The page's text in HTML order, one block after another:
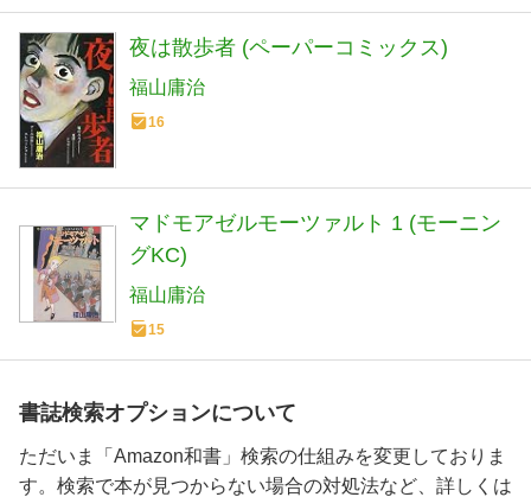
夜は散歩者 (ペーパーコミックス)
福山庸治
16
マドモアゼルモーツァルト 1 (モーニン
グKC)
福山庸治
15
書誌検索オプションについて
ただいま「Amazon和書」検索の仕組みを変更しておりま
す。検索で本が見つからない場合の対処法など、詳しくは